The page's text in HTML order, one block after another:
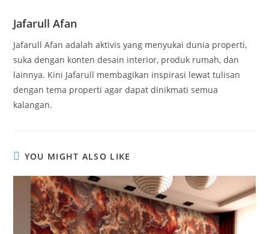
Jafarull Afan
Jafarull Afan adalah aktivis yang menyukai dunia properti,
suka dengan konten desain interior, produk rumah, dan
lainnya. Kini Jafarull membagikan inspirasi lewat tulisan
dengan tema properti agar dapat dinikmati semua
kalangan.
YOU MIGHT ALSO LIKE